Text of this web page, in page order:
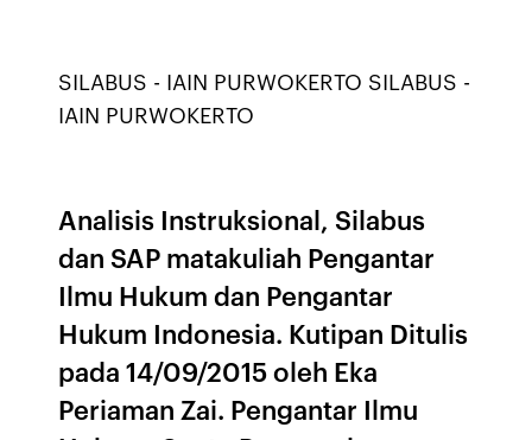
SILABUS - IAIN PURWOKERTO SILABUS -
IAIN PURWOKERTO
Analisis Instruksional, Silabus
dan SAP matakuliah Pengantar
Ilmu Hukum dan Pengantar
Hukum Indonesia. Kutipan Ditulis
pada 14/09/2015 oleh Eka
Periaman Zai. Pengantar Ilmu